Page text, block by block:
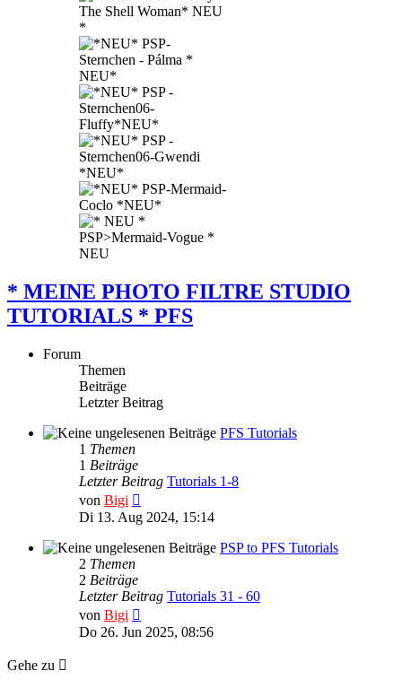
* MEINE PHOTO FILTRE STUDIO
TUTORIALS * PFS
Forum
Themen
Beiträge
Letzter Beitrag
PFS Tutorials
1 Themen
1 Beiträge
Letzter Beitrag Tutorials 1-8
von Bigi
Beitrag
Di 13. Aug 2024, 15:14
PSP to PFS Tutorials
2 Themen
2 Beiträge
Letzter Beitrag Tutorials 31 - 60
von Bigi
Beitrag
Do 26. Jun 2025, 08:56
Gehe zu